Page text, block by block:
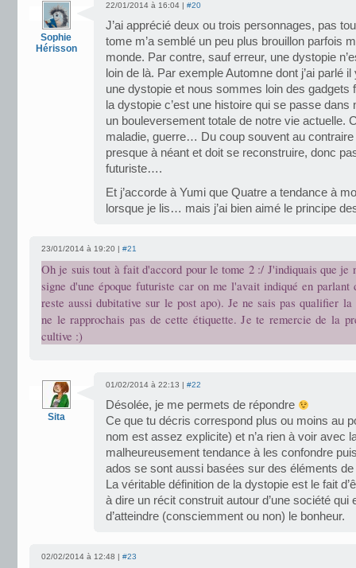
Sophie
Hérisson
22/01/2014 à 16:04 | #20
J’ai apprécié deux ou trois personnages, pas
tome m’a semblé un peu plus brouillon parfois
monde. Par contre, sauf erreur, une dystopie
loin de là. Par exemple Automne dont j’ai parlé
une dystopie et nous sommes loin des gadgets
la dystopie c’est une histoire qui se passe
un bouleversement totale de notre vie actuelle.
maladie, guerre… Du coup souvent au
presque à néant et doit se reconstruire, donc
futuriste….
Et j’accorde à Yumi que Quatre a tendance à
lorsque je lis… mais j’ai bien aimé le principe
23/01/2014 à 19:20 | #21
Oh je suis tout à fait d'accord pour le tome 2 :/ J'indiquais que je
signe d'une époque futuriste car on me l'avait indiqué en parlant
reste aussi dubitative sur le post apo). Je ne sais pas qualifier
ne le rapprochais pas de cette étiquette. Je te remercie de la
cultive :)
Sita
01/02/2014 à 22:13 | #22
Désolée, je me permets de répondre
Ce que tu décris correspond plus ou moins au
nom est assez explicite) et n’a rien à voir avec
malheureusement tendance à les confondre
ados se sont aussi basées sur des éléments
La véritable définition de la dystopie est le fait
à dire un récit construit autour d’une société
d’atteindre (consciemment ou non) le bonheur.
02/02/2014 à 12:48 | #23